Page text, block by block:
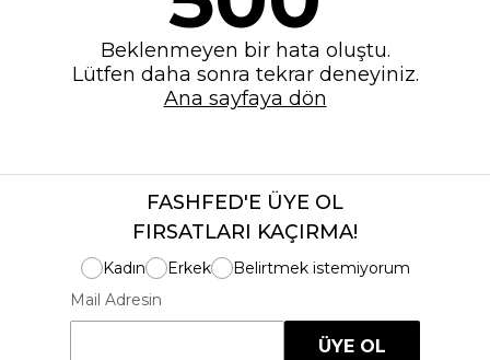
Beklenmeyen bir hata oluştu.
Lütfen daha sonra tekrar deneyiniz.
Ana sayfaya dön
FASHFED'E ÜYE OL
FIRSATLARI KAÇIRMA!
Kadın Erkek
Belirtmek istemiyorum
Mail Adresin
ÜYE OL